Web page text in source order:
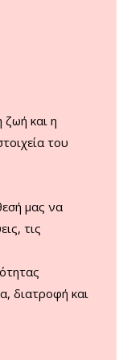
ζωή και η
του
μας να
τις
διατροφή και